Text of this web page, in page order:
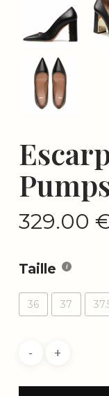
329.00
Taille
36 37